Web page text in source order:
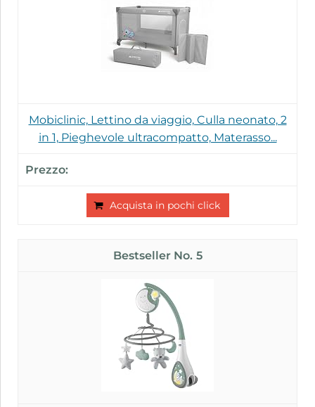
Mobiclinic, Lettino da viaggio, Culla neonato, 2
in 1, Pieghevole ultracompatto, Materasso...
Acquista in pochi click
5